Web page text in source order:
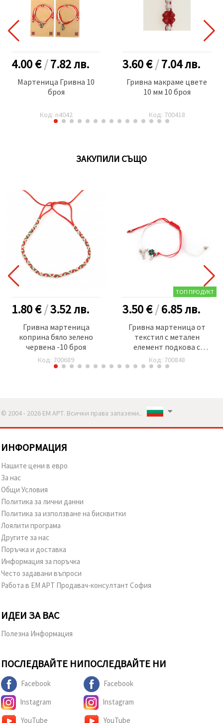
4.00 €/7.82лв.
Мартеница Гривна 10
броя
Код: n4042
3.60 €/7.04лв.
Гривна макраме цвете
10 мм 10 броя
Код: 700418
ЗАКУПИЛИ СЪЩО
1.80 €/3.52лв.
Гривна мартеница
коприна бяло зелено
червена -10 броя
Код: 700689
ТОП ПРОДУКТ
3.50 €/6.85лв.
Гривна мартеница от
текстил с метален
елемент подкова с
кристали и детелина -12
броя
Код: 700848
© 2004 - 2026 ЕМ АРТ. Всички права запазени..
ИНФОРМАЦИЯ
Нашите цени в евро
За нас
Общи Условия
Политика за лични данни
Политика за използване на бисквитки
Лоялити програма
Другите за нас
Поръчка и доставка
Информация за поръчка
Често задавани въпроси
Работа в ЕМ АРТ Продавач-консултант София
ИДЕИ ЗА ВАС
Полезна Информация
ПОСЛЕДВАЙТЕ НИ
Facebook
Instagram
YouTube
ПОСЛЕДВАЙТЕ НИ
Facebook
Instagram
YouTube